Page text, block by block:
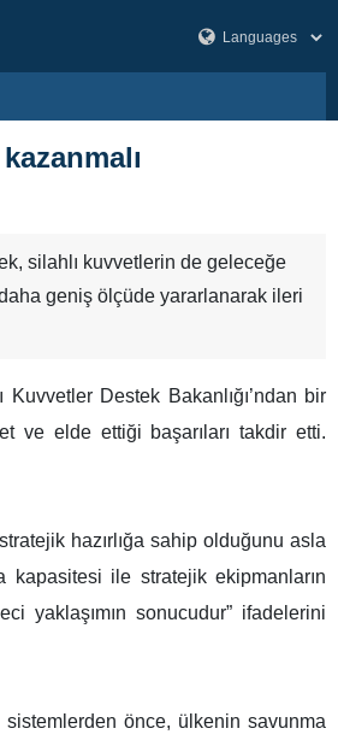
silahlı kuvvetlerin de geleceğe
geniş ölçüde yararlanarak ileri
Destek Bakanlığı’ndan bir
ve elde ettiği başarıları takdir etti.
hazırlığa sahip olduğunu asla
kapasitesi ile stratejik ekipmanların
yaklaşımın sonucudur” ifadelerini
önce, ülkenin savunma